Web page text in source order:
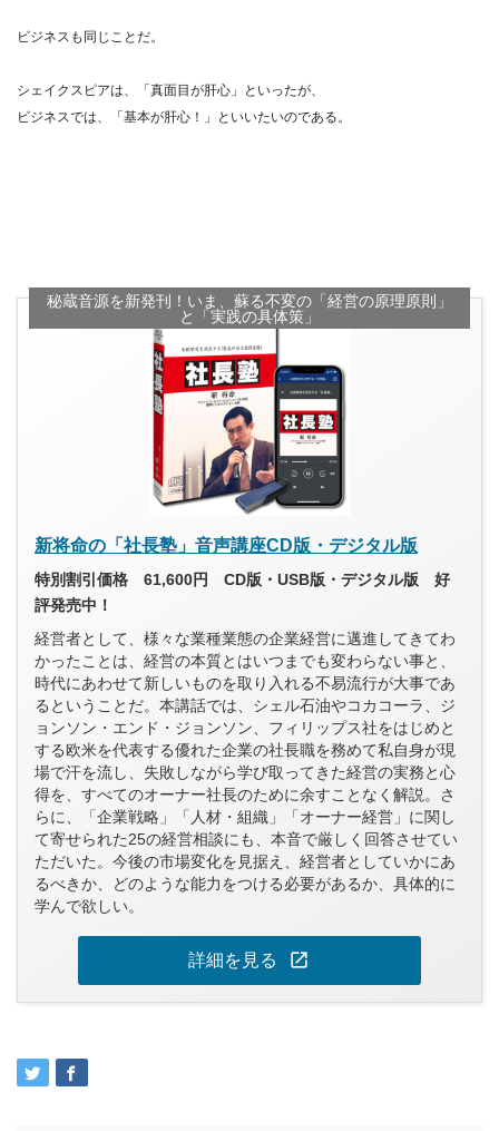
ビジネスも同じことだ。
シェイクスピアは、「真面目が肝心」といったが、
ビジネスでは、「基本が肝心！」といいたいのである。
秘蔵音源を新発刊！いま、蘇る不変の「経営の原理原則」
と「実践の具体策」
新将命の「社長塾」音声講座CD版・デジタル版
特別割引価格 61,600円 CD版・USB版・デジタル版 好
評発売中！
経営者として、様々な業種業態の企業経営に邁進してきてわ
かったことは、経営の本質とはいつまでも変わらない事と、
時代にあわせて新しいものを取り入れる不易流行が大事であ
るということだ。本講話では、シェル石油やコカコーラ、ジ
ョンソン・エンド・ジョンソン、フィリップス社をはじめと
する欧米を代表する優れた企業の社長職を務めて私自身が現
場で汗を流し、失敗しながら学び取ってきた経営の実務と心
得を、すべてのオーナー社長のために余すことなく解説。さ
らに、「企業戦略」「人材・組織」「オーナー経営」に関し
て寄せられた25の経営相談にも、本音で厳しく回答させてい
ただいた。今後の市場変化を見据え、経営者としていかにあ
るべきか、どのような能力をつける必要があるか、具体的に
学んで欲しい。
詳細を見る open_in_new